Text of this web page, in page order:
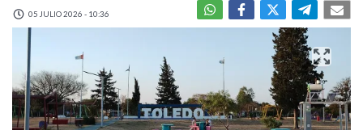
05 JULIO 2026 - 10:36